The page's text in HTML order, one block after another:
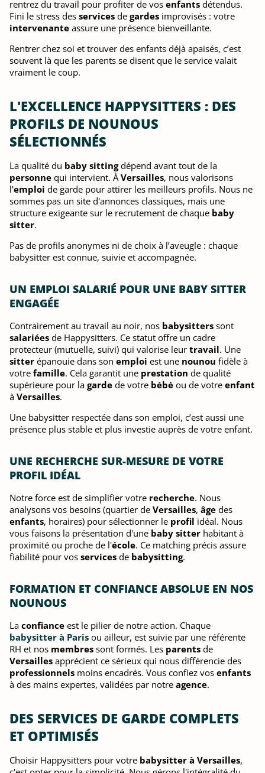
rentrez du travail pour profiter de vos enfants détendus.
Fini le stress des services de gardes improvisés : votre
intervenante assure une présence bienveillante.
Rentrer chez soi et trouver des enfants déjà apaisés, c’est
souvent là que les parents se disent que le service valait
vraiment le coup.
L'EXCELLENCE HAPPYSITTERS : DES
PROFILS DE NOUNOUS
SÉLECTIONNÉS
La qualité du baby sittingdépend avant tout de la
personne qui intervient. À Versailles, nous valorisons
l'emploi de garde pour attirer les meilleurs profils. Nous ne
sommes pas un site d'annonces classiques, mais une
structure exigeante sur le recrutement de chaque baby
sitter.
Pas de profils anonymes ni de choix à l’aveugle : chaque
babysitter est connue, suivie et accompagnée.
UN EMPLOI SALARIÉ POUR UNE BABY SITTER
ENGAGÉE
Contrairement au travail au noir, nos babysitters sont
salariées de Happysitters. Ce statut offre un cadre
protecteur (mutuelle, suivi) qui valorise leur travail. Une
sitter épanouie dans son emploi est une nounou fidèle à
votre famille. Cela garantit une prestation de qualité
supérieure pour la garde de votre bébé ou de votre enfant
à Versailles.
Une babysitter respectée dans son emploi, c’est aussi une
présence plus stable et plus investie auprès de votre enfant.
UNE RECHERCHE SUR-MESURE DE VOTRE
PROFIL IDÉAL
Notre force est de simplifier votre recherche. Nous
analysons vos besoins (quartier de Versailles, âge des
enfants, horaires) pour sélectionner le profil idéal. Nous
vous faisons la présentation d'une baby sitter habitant à
proximité ou proche de l'école. Ce matching précis assure
fiabilité pour vos services de babysitting.
FORMATION ET CONFIANCE ABSOLUE EN NOS
NOUNOUS
La confiance est le pilier de notre action. Chaque
babysitter à Paris ou ailleur, est suivie par une référente
RH et nos membres sont formés. Les parents de
Versailles apprécient ce sérieux qui nous différencie des
professionnels moins encadrés. Vous confiez vos enfants
à des mains expertes, validées par notre agence.
DES SERVICES DE GARDE COMPLETS
ET OPTIMISÉS
Choisir Happysitters pour votre babysitter à Versailles,